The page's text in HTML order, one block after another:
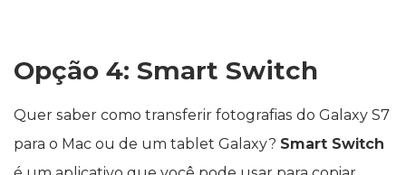
Opção 4: Smart Switch
Quer saber como transferir fotografias do Galaxy S7
para o Mac ou de um tablet Galaxy? Smart Switch